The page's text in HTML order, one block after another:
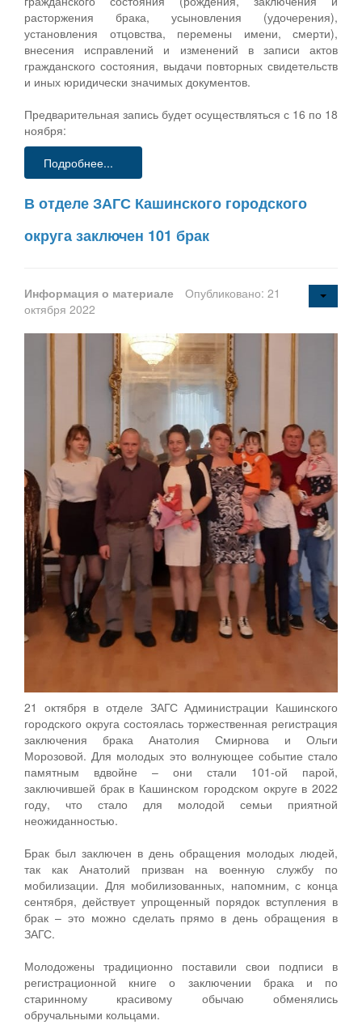
расторжения брака, усыновления (удочерения),
установления отцовства, перемены имени, смерти),
внесения исправлений и изменений в записи актов
гражданского состояния, выдачи повторных свидетельств
и иных юридически значимых документов.
Предварительная запись будет осуществляться с 16 по 18
ноября:
Подробнее...
В отделе ЗАГС Кашинского городского
округа заключен 101 брак
Информация о материале
Опубликовано: 21
октября 2022
21 октября в отделе ЗАГС Администрации Кашинского
городского округа состоялась торжественная регистрация
заключения брака Анатолия Смирнова и Ольги
Морозовой. Для молодых это волнующее событие стало
памятным вдвойне – они стали 101-ой парой,
заключившей брак в Кашинском городском округе в 2022
году, что стало для молодой семьи приятной
неожиданностью.
Брак был заключен в день обращения молодых людей,
так как Анатолий призван на военную службу по
мобилизации. Для мобилизованных, напомним, с конца
сентября, действует упрощенный порядок вступления в
брак – это можно сделать прямо в день обращения в
ЗАГС.
Молодожены традиционно поставили свои подписи в
регистрационной книге о заключении брака и по
старинному красивому обычаю обменялись
обручальными кольцами.